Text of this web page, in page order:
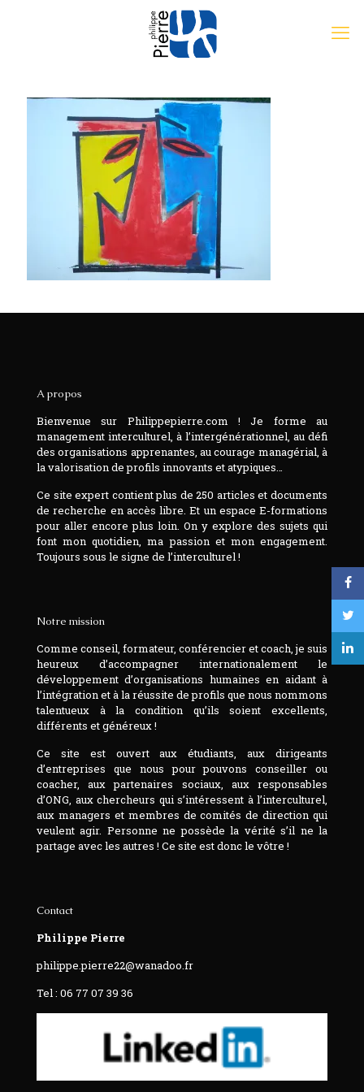
A propos
Bienvenue sur Philippepierre.com ! Je forme au
management interculturel, à l’intergénérationnel, au défi
des organisations apprenantes, au courage managérial, à
la valorisation de profils innovants et atypiques…
Ce site expert contient plus de 250 articles et documents
de recherche en accès libre. Et un espace E-formations
pour aller encore plus loin. On y explore des sujets qui
font mon quotidien, ma passion et mon engagement.
Toujours sous le signe de l’interculturel !
Notre mission
Comme conseil, formateur, conférencier et coach, je suis
heureux d’accompagner internationalement le
développement d’organisations humaines en aidant à
l’intégration et à la réussite de profils que nous nommons
talentueux à la condition qu’ils soient excellents,
différents et généreux !
Ce site est ouvert aux étudiants, aux dirigeants
d’entreprises que nous pour pouvons conseiller ou
coacher, aux partenaires sociaux, aux responsables
d’ONG, aux chercheurs qui s’intéressent à l’interculturel,
aux managers et membres de comités de direction qui
veulent agir. Personne ne possède la vérité s’il ne la
partage avec les autres ! Ce site est donc le vôtre !
Contact
Philippe Pierre
philippe.pierre22@wanadoo.fr
Tel : 06 77 07 39 36‬